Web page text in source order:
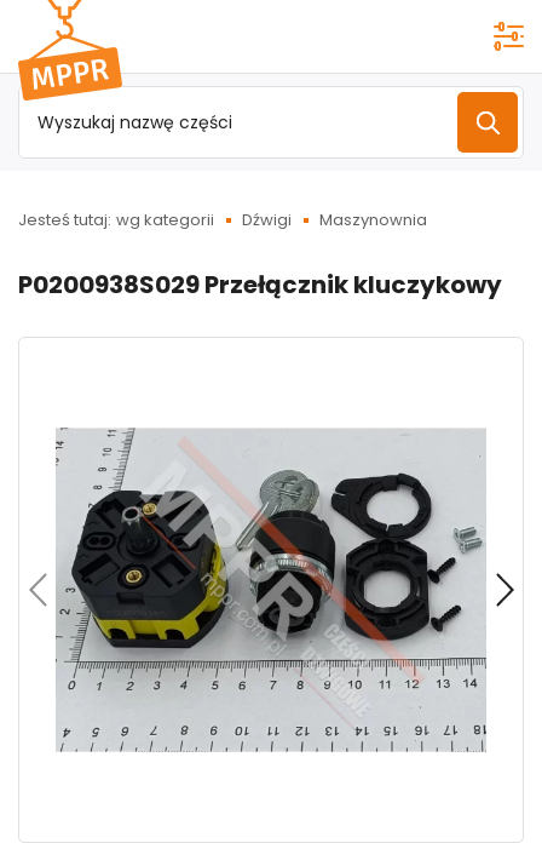
Przejdź do
menu
głównego
Jesteś tutaj: wg kategorii Dźwigi Maszynownia
P0200938S029 Przełącznik kluczykowy